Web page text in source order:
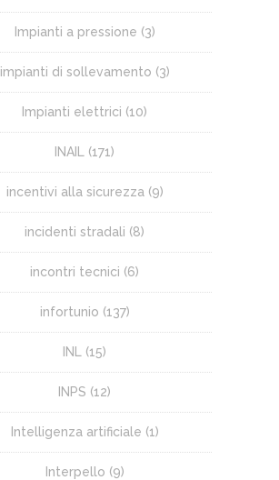
Impianti a pressione (3)
impianti di sollevamento (3)
Impianti elettrici (10)
INAIL (171)
incentivi alla sicurezza (9)
incidenti stradali (8)
incontri tecnici (6)
infortunio (137)
INL (15)
INPS (12)
Intelligenza artificiale (1)
Interpello (9)